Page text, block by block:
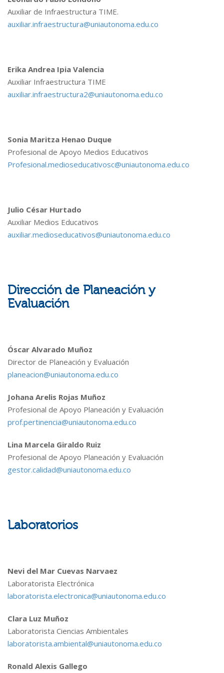
Auxiliar de Infraestructura TIME.
auxiliar.infraestructura@uniautonoma.edu.co
Erika Andrea Ipia Valencia
Auxiliar Infraestructura TIME
auxiliar.infraestructura2@uniautonoma.edu.co
Sonia Maritza Henao Duque
Profesional de Apoyo Medios Educativos
Profesional.medioseducativosc@uniautonoma.edu.co
Julio César Hurtado
Auxiliar Medios Educativos
auxiliar.medioseducativos@uniautonoma.edu.co
Dirección de Planeación y
Evaluación
Óscar Alvarado Muñoz
Director de Planeación y Evaluación
planeacion@uniautonoma.edu.co
Johana Arelis Rojas Muñoz
Profesional de Apoyo Planeación y Evaluación
prof.pertinencia@uniautonoma.edu.co
Lina Marcela Giraldo Ruiz
Profesional de Apoyo Planeación y Evaluación
gestor.calidad@uniautonoma.edu.co
Laboratorios
Nevi del Mar Cuevas Narvaez
Laboratorista Electrónica
laboratorista.electronica@uniautonoma.edu.co
Clara Luz Muñoz
Laboratorista Ciencias Ambientales
laboratorista.ambiental@uniautonoma.edu.co
Ronald Alexis Gallego